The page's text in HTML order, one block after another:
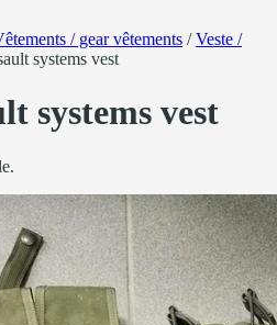
/ gear vêtements /Veste /
systems vest
systems vest